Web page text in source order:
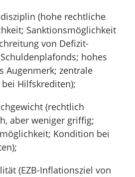
(hohe rechtliche
Sanktionsmöglichkeit
von Defizit-
hohes
Augenmerk; zentrale
Hilfskrediten);
(rechtlich
aber weniger griffig;
Kondition bei
(EZB-Inflationsziel von